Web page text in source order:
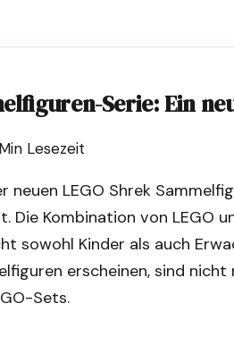
Serie: Ein
Min Lesezeit
neuen LEGO Shrek
Die Kombination von LEGO
sowohl Kinder als auch
erscheinen, sind
Sets.